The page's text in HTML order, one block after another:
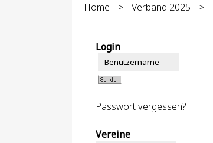
Home > Verband 2025 >
Login
Passwort vergessen?
Vereine